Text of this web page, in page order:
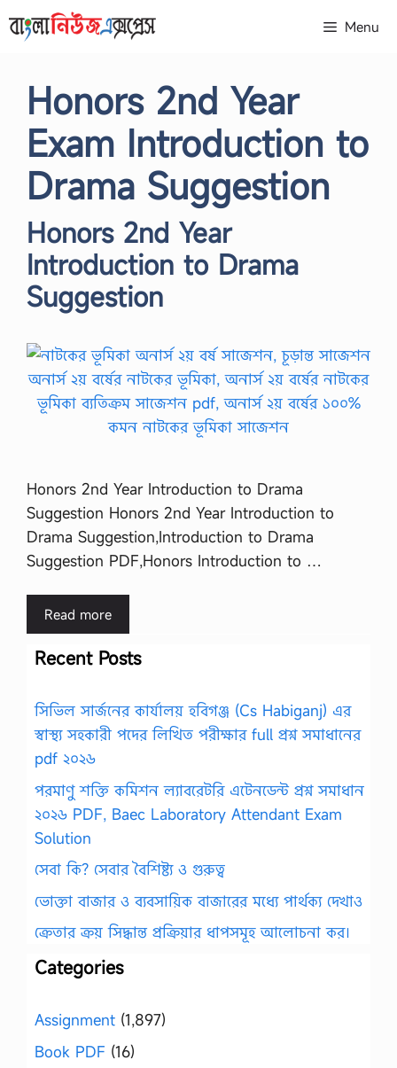
to
Menu
Honors 2nd Year
Exam Introduction to
Drama Suggestion
Honors 2nd Year
Introduction to Drama
Suggestion
Honors 2nd Year Introduction to Drama
Suggestion Honors 2nd Year Introduction to
Drama Suggestion,Introduction to Drama
Suggestion PDF,Honors Introduction to …
Read more
Recent Posts
সিভিল সার্জনের কার্যালয় হবিগঞ্জ (Cs Habiganj) এর
স্বাস্থ্য সহকারী পদের লিখিত পরীক্ষার full প্রশ্ন সমাধানের
pdf ২০২৬
পরমাণু শক্তি কমিশন ল্যাবরেটরি এটেনডেন্ট প্রশ্ন সমাধান
২০২৬ PDF, Baec Laboratory Attendant Exam
Solution
সেবা কি? সেবার বৈশিষ্ট্য ও গুরুত্ব
ভোক্তা বাজার ও ব্যবসায়িক বাজারের মধ্যে পার্থক্য দেখাও
ক্রেতার ক্রয় সিদ্ধান্ত প্রক্রিয়ার ধাপসমূহ আলোচনা কর।
Categories
Assignment (1,897)
Book PDF (16)